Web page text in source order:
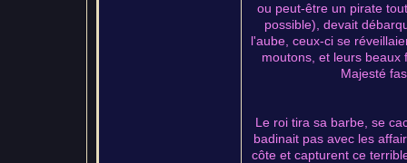
ou peut-être un pirate
possible), devait
l'aube, ceux-ci se
moutons, et leurs beaux
Majesté
Le roi tira sa barbe, se
badinait pas avec les
côte et capturent ce